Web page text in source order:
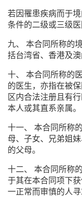
若因罹患疾病而于
条件的二级或三级医
九、 本合同所称的
括台湾省、香港及澳
十、 本合同所称的
的医生，亦指在被
区内合法注册且有
本人或其直系亲属。
十一、 本合同所称
母、子女、兄弟姐
的父母。
十二、 本合同所称
于其在本合同项下
一正常而审慎的人